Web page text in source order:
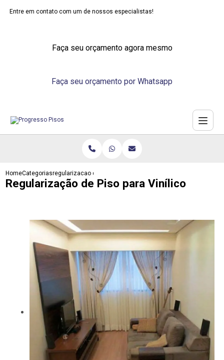
Entre em contato com um de nossos especialistas!
Faça seu orçamento agora mesmo
Faça seu orçamento por Whatsapp
HomeCategoriasregularizacao de piso para vinilico
Regularização de Piso para Vinílico